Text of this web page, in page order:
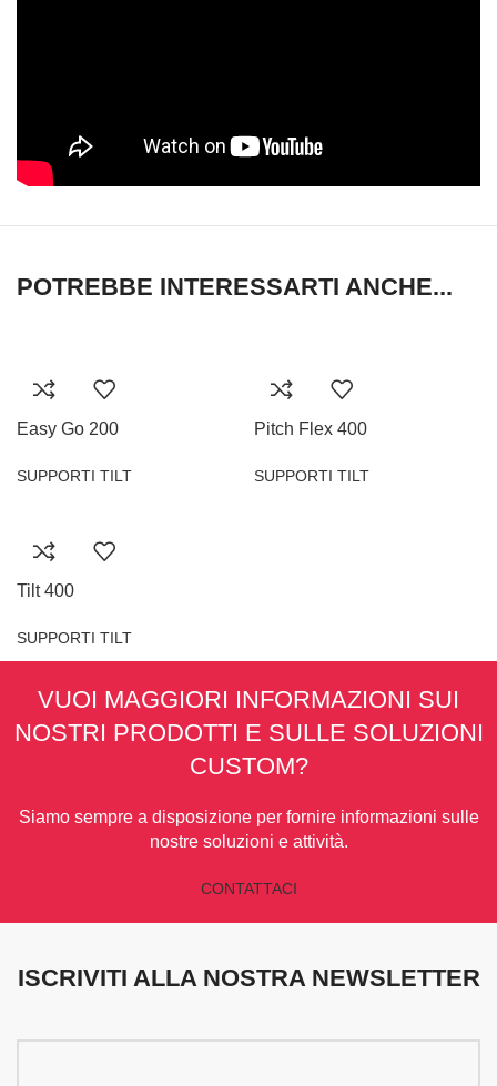
POTREBBE INTERESSARTI ANCHE...
Easy Go 200
SUPPORTI TILT
Pitch Flex 400
SUPPORTI TILT
Tilt 400
SUPPORTI TILT
VUOI MAGGIORI INFORMAZIONI SUI
NOSTRI PRODOTTI E SULLE SOLUZIONI
CUSTOM?
Siamo sempre a disposizione per fornire informazioni sulle
nostre soluzioni e attività.
CONTATTACI
ISCRIVITI ALLA NOSTRA NEWSLETTER